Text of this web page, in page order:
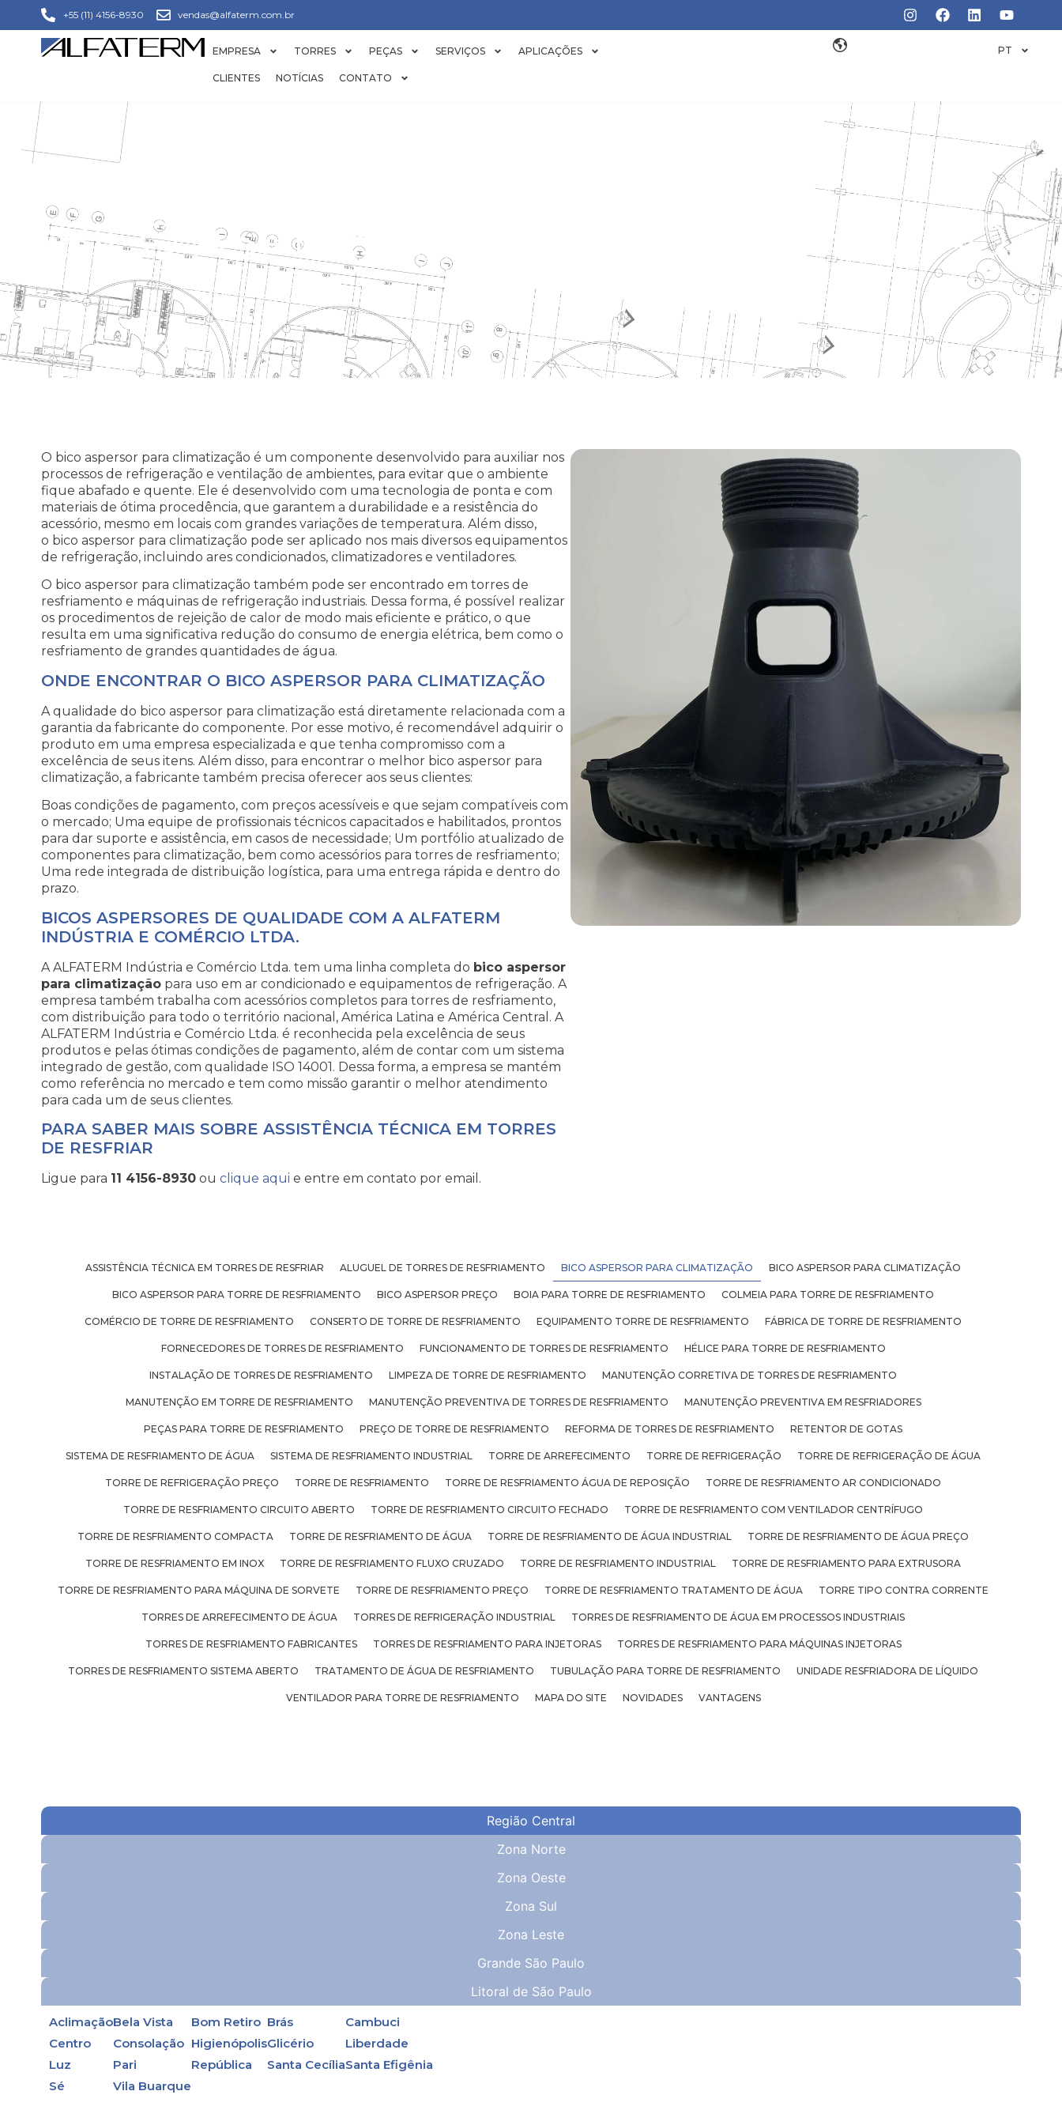
+55 (11) 4156-8930 vendas@alfaterm.com.br
EMPRESA TORRES PEÇAS SERVIÇOS APLICAÇÕES
CLIENTES NOTÍCIAS CONTATO
PT
BICO ASPERSOR PARA CLIMATIZAÇÃO
O bico aspersor para climatização é um componente desenvolvido para auxiliar nos
processos de refrigeração e ventilação de ambientes, para evitar que o ambiente
fique abafado e quente. Ele é desenvolvido com uma tecnologia de ponta e com
materiais de ótima procedência, que garantem a durabilidade e a resistência do
acessório, mesmo em locais com grandes variações de temperatura. Além disso,
o bico aspersor para climatização pode ser aplicado nos mais diversos equipamentos
de refrigeração, incluindo ares condicionados, climatizadores e ventiladores.
O bico aspersor para climatização também pode ser encontrado em torres de
resfriamento e máquinas de refrigeração industriais. Dessa forma, é possível realizar
os procedimentos de rejeição de calor de modo mais eficiente e prático, o que
resulta em uma significativa redução do consumo de energia elétrica, bem como o
resfriamento de grandes quantidades de água.
ONDE ENCONTRAR O BICO ASPERSOR PARA CLIMATIZAÇÃO
A qualidade do bico aspersor para climatização está diretamente relacionada com a
garantia da fabricante do componente. Por esse motivo, é recomendável adquirir o
produto em uma empresa especializada e que tenha compromisso com a
excelência de seus itens. Além disso, para encontrar o melhor bico aspersor para
climatização, a fabricante também precisa oferecer aos seus clientes:
Boas condições de pagamento, com preços acessíveis e que sejam compatíveis com
o mercado; Uma equipe de profissionais técnicos capacitados e habilitados, prontos
para dar suporte e assistência, em casos de necessidade; Um portfólio atualizado de
componentes para climatização, bem como acessórios para torres de resfriamento;
Uma rede integrada de distribuição logística, para uma entrega rápida e dentro do
prazo.
BICOS ASPERSORES DE QUALIDADE COM A ALFATERM
INDÚSTRIA E COMÉRCIO LTDA.
A ALFATERM Indústria e Comércio Ltda. tem uma linha completa do bico aspersor
para climatização para uso em ar condicionado e equipamentos de refrigeração. A
empresa também trabalha com acessórios completos para torres de resfriamento,
com distribuição para todo o território nacional, América Latina e América Central. A
ALFATERM Indústria e Comércio Ltda. é reconhecida pela excelência de seus
produtos e pelas ótimas condições de pagamento, além de contar com um sistema
integrado de gestão, com qualidade ISO 14001. Dessa forma, a empresa se mantém
como referência no mercado e tem como missão garantir o melhor atendimento
para cada um de seus clientes.
PARA SABER MAIS SOBRE ASSISTÊNCIA TÉCNICA EM TORRES
DE RESFRIAR
Ligue para 11 4156-8930 ou clique aqui e entre em contato por email.
ASSISTÊNCIA TÉCNICA EM TORRES DE RESFRIAR ALUGUEL DE TORRES DE RESFRIAMENTO BICO ASPERSOR PARA CLIMATIZAÇÃO BICO ASPERSOR PARA CLIMATIZAÇÃO
BICO ASPERSOR PARA TORRE DE RESFRIAMENTO BICO ASPERSOR PREÇO BOIA PARA TORRE DE RESFRIAMENTO COLMEIA PARA TORRE DE RESFRIAMENTO
COMÉRCIO DE TORRE DE RESFRIAMENTO CONSERTO DE TORRE DE RESFRIAMENTO EQUIPAMENTO TORRE DE RESFRIAMENTO FÁBRICA DE TORRE DE RESFRIAMENTO
FORNECEDORES DE TORRES DE RESFRIAMENTO FUNCIONAMENTO DE TORRES DE RESFRIAMENTO HÉLICE PARA TORRE DE RESFRIAMENTO
INSTALAÇÃO DE TORRES DE RESFRIAMENTO LIMPEZA DE TORRE DE RESFRIAMENTO MANUTENÇÃO CORRETIVA DE TORRES DE RESFRIAMENTO
MANUTENÇÃO EM TORRE DE RESFRIAMENTO MANUTENÇÃO PREVENTIVA DE TORRES DE RESFRIAMENTO MANUTENÇÃO PREVENTIVA EM RESFRIADORES
PEÇAS PARA TORRE DE RESFRIAMENTO PREÇO DE TORRE DE RESFRIAMENTO REFORMA DE TORRES DE RESFRIAMENTO RETENTOR DE GOTAS
SISTEMA DE RESFRIAMENTO DE ÁGUA SISTEMA DE RESFRIAMENTO INDUSTRIAL TORRE DE ARREFECIMENTO TORRE DE REFRIGERAÇÃO TORRE DE REFRIGERAÇÃO DE ÁGUA
TORRE DE REFRIGERAÇÃO PREÇO TORRE DE RESFRIAMENTO TORRE DE RESFRIAMENTO ÁGUA DE REPOSIÇÃO TORRE DE RESFRIAMENTO AR CONDICIONADO
TORRE DE RESFRIAMENTO CIRCUITO ABERTO TORRE DE RESFRIAMENTO CIRCUITO FECHADO TORRE DE RESFRIAMENTO COM VENTILADOR CENTRÍFUGO
TORRE DE RESFRIAMENTO COMPACTA TORRE DE RESFRIAMENTO DE ÁGUA TORRE DE RESFRIAMENTO DE ÁGUA INDUSTRIAL TORRE DE RESFRIAMENTO DE ÁGUA PREÇO
TORRE DE RESFRIAMENTO EM INOX TORRE DE RESFRIAMENTO FLUXO CRUZADO TORRE DE RESFRIAMENTO INDUSTRIAL TORRE DE RESFRIAMENTO PARA EXTRUSORA
TORRE DE RESFRIAMENTO PARA MÁQUINA DE SORVETE TORRE DE RESFRIAMENTO PREÇO TORRE DE RESFRIAMENTO TRATAMENTO DE ÁGUA TORRE TIPO CONTRA CORRENTE
TORRES DE ARREFECIMENTO DE ÁGUA TORRES DE REFRIGERAÇÃO INDUSTRIAL TORRES DE RESFRIAMENTO DE ÁGUA EM PROCESSOS INDUSTRIAIS
TORRES DE RESFRIAMENTO FABRICANTES TORRES DE RESFRIAMENTO PARA INJETORAS TORRES DE RESFRIAMENTO PARA MÁQUINAS INJETORAS
TORRES DE RESFRIAMENTO SISTEMA ABERTO TRATAMENTO DE ÁGUA DE RESFRIAMENTO TUBULAÇÃO PARA TORRE DE RESFRIAMENTO UNIDADE RESFRIADORA DE LÍQUIDO
VENTILADOR PARA TORRE DE RESFRIAMENTO MAPA DO SITE NOVIDADES VANTAGENS
Região Central
Zona Norte
Zona Oeste
Zona Sul
Zona Leste
Grande São Paulo
Litoral de São Paulo
Aclimação
Centro
Luz
Sé
Bela Vista
Consolação
Pari
Vila Buarque
Bom Retiro
Higienópolis
República
Brás
Glicério
Santa Cecília
Cambuci
Liberdade
Santa Efigênia